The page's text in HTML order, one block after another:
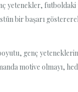
yetenekler,
bir başarı
genç
motive olmayı,